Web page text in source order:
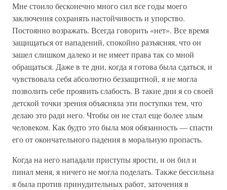
Мне стоило бесконечно много сил все годы моего
заключения сохранять настойчивость и упорство.
Постоянно возражать. Всегда говорить «нет». Все время
защищаться от нападений, спокойно разъясняя, что он
зашел слишком далеко и не имеет права так со мной
обращаться. Даже в те дни, когда я готова была сдаться, и
чувствовала себя абсолютно беззащитной, я не могла
позволить себе проявить слабость. В такие дни я со своей
детской точки зрения объясняла эти поступки тем, что
делаю это ради него. Чтобы он не стал еще более злым
человеком. Как будто это была моя обязанность — спасти
его от окончательного падения в моральную пропасть.
Когда на него нападали приступы ярости, и он бил и
пинал меня, я ничего не могла поделать. Также бессильна
я была против принудительных работ, заточения в